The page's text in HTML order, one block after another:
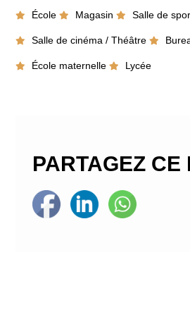
École Magasin Salle de
Salle de cinéma / Théâtre
École maternelle Lycée
PARTAGEZ